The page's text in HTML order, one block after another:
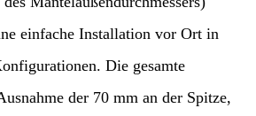
einfache Installation vor Ort in
Die gesamte
der 70 mm an der Spitze,